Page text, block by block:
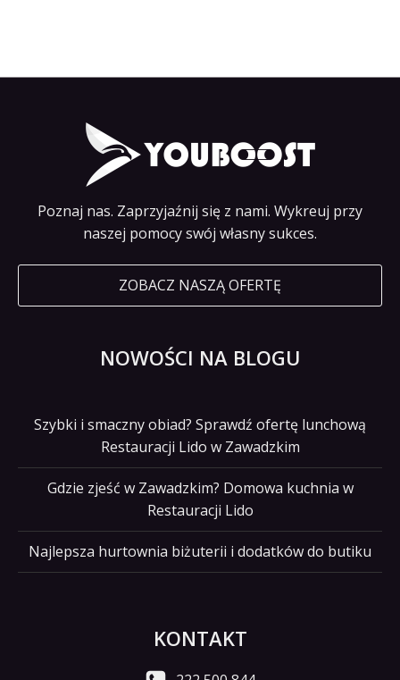
Poznaj nas. Zaprzyjaźnij się z nami. Wykreuj przy
naszej pomocy swój własny sukces.
ZOBACZ NASZĄ OFERTĘ
NOWOŚCI NA BLOGU
Szybki i smaczny obiad? Sprawdź ofertę lunchową
Restauracji Lido w Zawadzkim
Gdzie zjeść w Zawadzkim? Domowa kuchnia w
Restauracji Lido
Najlepsza hurtownia biżuterii i dodatków do butiku
KONTAKT